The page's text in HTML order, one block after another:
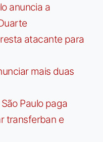
anuncia a
atacante para
mais duas
Paulo paga
transferban e